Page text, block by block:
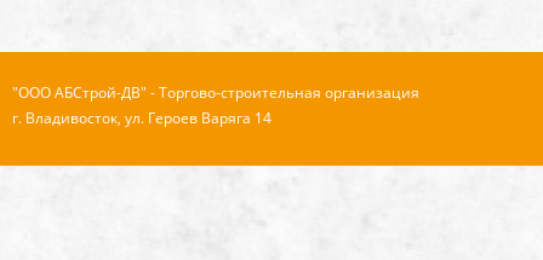
"ООО АБСтрой-ДВ" - Торгово-строительная организация
г. Владивосток, ул. Героев Варяга 14